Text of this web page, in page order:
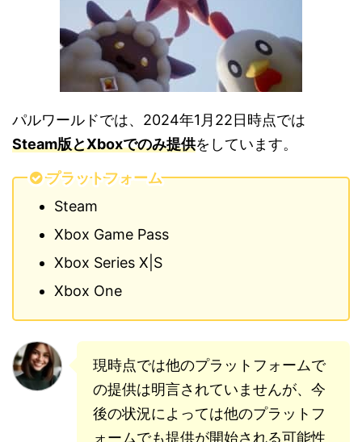
パルワールドでは、2024年1月22日時点では
Steam版とXboxでのみ提供をしています。
プラットフォーム
Steam
Xbox Game Pass
Xbox Series X|S
Xbox One
現時点では他のプラットフォームで
の提供は明言されていませんが、今
後の状況によっては他のプラットフ
ォームでも提供が開始される可能性